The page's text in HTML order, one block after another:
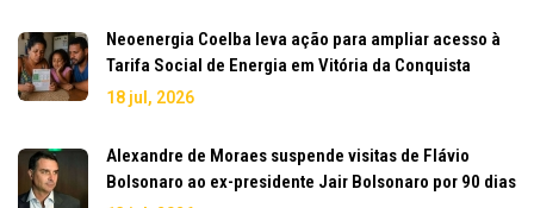
Neoenergia Coelba leva ação para ampliar acesso à
Tarifa Social de Energia em Vitória da Conquista
18 jul, 2026
Alexandre de Moraes suspende visitas de Flávio
Bolsonaro ao ex-presidente Jair Bolsonaro por 90 dias